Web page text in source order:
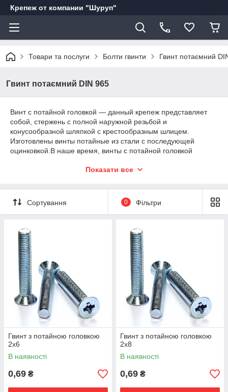
Крепеж от компании "Шуруп"
Товари та послуги Болти гвинти Гвинт потаємний
Гвинт потаємний DIN 965
Винт с потайной головкой ― данный крепеж представляет
собой, стержень с полной наружной резьбой и
конусообразной шляпкой с крестообразным шлицем.
Изготовлены винты потайные из стали с последующей
оцинковкой.В наше время, винты с потайной головкой
машино и приборо строение, мебельное производство,
винта, является эстетичность монтажа. За счет
конусообразной головки, винт монтируется в углубление
полностью, без внешних выступов. Купити гвинт з потайною
потайною головкою та іншого метричного кріплення, Ви
можете замовити в інтернет магазині Шуруп.
Показати все
Сортування 0 Фільтри
Гвинт з потайною головкою
2х6
В наявності
0,69 ₴
Гвинт з потайною головкою
2х8
В наявності
0,69 ₴